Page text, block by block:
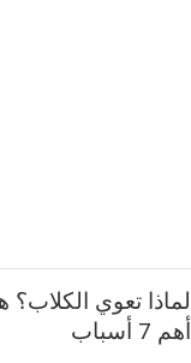
لماذا تعوي الكلاب؟
أهم 7 أسباب